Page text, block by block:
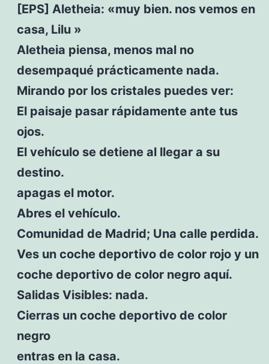
[EPS] Aletheia: «muy bien. nos vemos en
casa, Lilu »
Aletheia piensa, menos mal no
desempaqué prácticamente nada.
Mirando por los cristales puedes ver:
El paisaje pasar rápidamente ante tus
ojos.
El vehículo se detiene al llegar a su
destino.
apagas el motor.
Abres el vehículo.
Comunidad de Madrid; Una calle perdida.
Ves un coche deportivo de color rojo y un
coche deportivo de color negro aquí.
Salidas Visibles: nada.
Cierras un coche deportivo de color
negro
entras en la casa.